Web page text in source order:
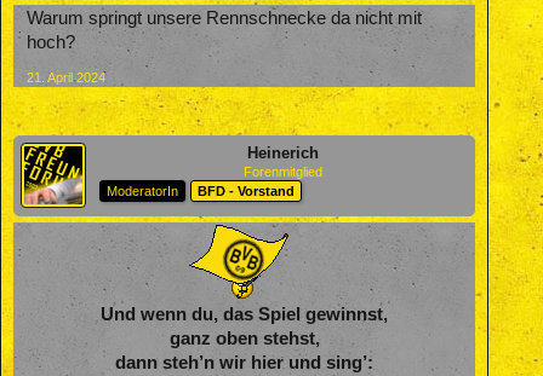
Warum springt unsere Rennschnecke da nicht mit
hoch?
21. April 2024
Heinerich
Forenmitglied
ModeratorIn
BFD - Vorstand
Und wenn du, das Spiel gewinnst,
ganz oben stehst,
dann steh’n wir hier und sing’: